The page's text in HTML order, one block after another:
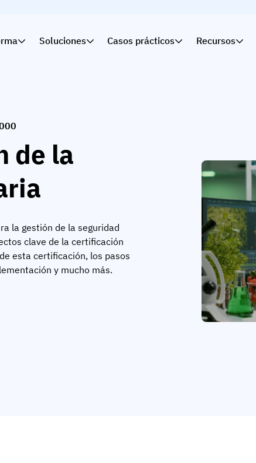
Soluciones Casos prácticos Recursos
de la
la gestión de la seguridad
clave de la certificación
esta certificación, los pasos
y mucho más.